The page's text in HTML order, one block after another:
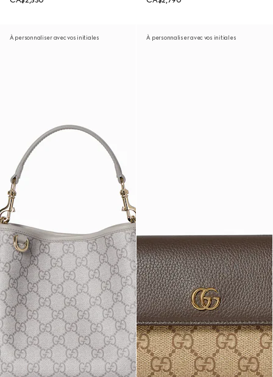
À personnaliser avec vos initiales À personnaliser avec vos initiales